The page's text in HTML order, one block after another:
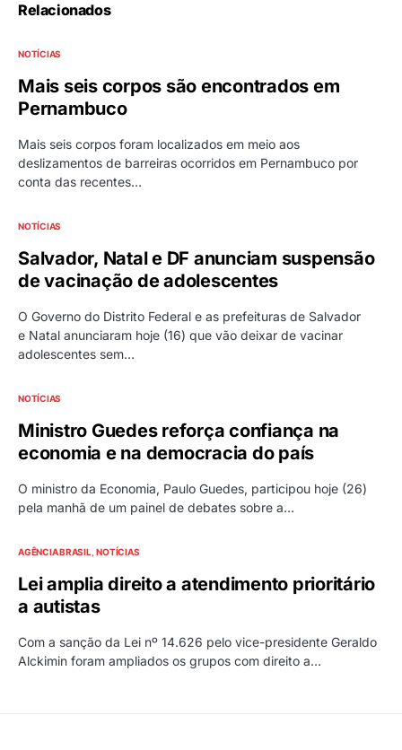
Relacionados
NOTÍCIAS
Mais seis corpos são encontrados em
Pernambuco
Mais seis corpos foram localizados em meio aos
deslizamentos de barreiras ocorridos em Pernambuco por
conta das recentes…
NOTÍCIAS
Salvador, Natal e DF anunciam suspensão
de vacinação de adolescentes
O Governo do Distrito Federal e as prefeituras de Salvador
e Natal anunciaram hoje (16) que vão deixar de vacinar
adolescentes sem…
NOTÍCIAS
Ministro Guedes reforça confiança na
economia e na democracia do país
O ministro da Economia, Paulo Guedes, participou hoje (26)
pela manhã de um painel de debates sobre a…
AGÊNCIA BRASIL NOTÍCIAS
Lei amplia direito a atendimento prioritário
a autistas
Com a sanção da Lei nº 14.626 pelo vice-presidente Geraldo
Alckimin foram ampliados os grupos com direito a…